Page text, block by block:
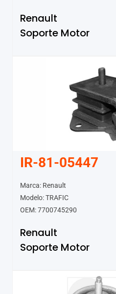
Renault
Soporte Motor
IR-81-05447
Marca: Renault
Modelo: TRAFIC
OEM: 7700745290
Renault
Soporte Motor